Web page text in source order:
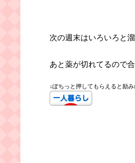
次の週末はいろいろと
あと薬が切れてるので
↓ぽちっと押してもらえると励